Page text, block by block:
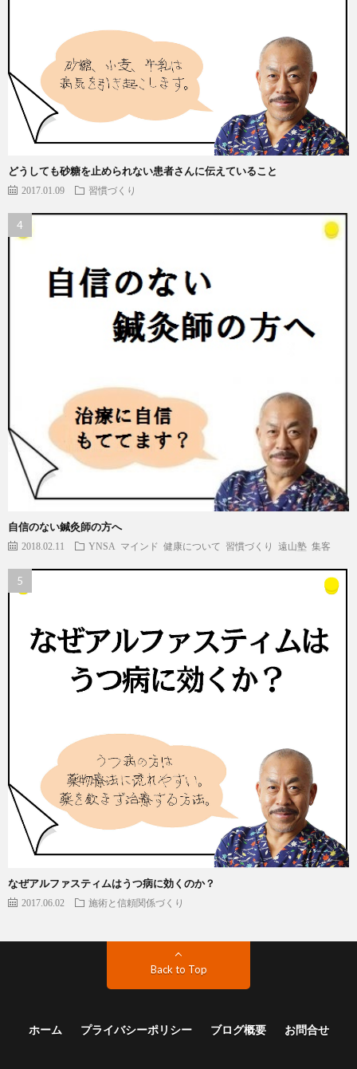
どうしても砂糖を止められない患者さんに伝えていること
2017.01.09 習慣づくり
自信のない鍼灸師の方へ
2018.02.11 YNSA マインド 健康について 習慣づくり 遠山塾 集客
なぜアルファスティムはうつ病に効くのか？
2017.06.02 施術と信頼関係づくり
Back to Top
ホーム プライバシーポリシー ブログ概要 お問合せ